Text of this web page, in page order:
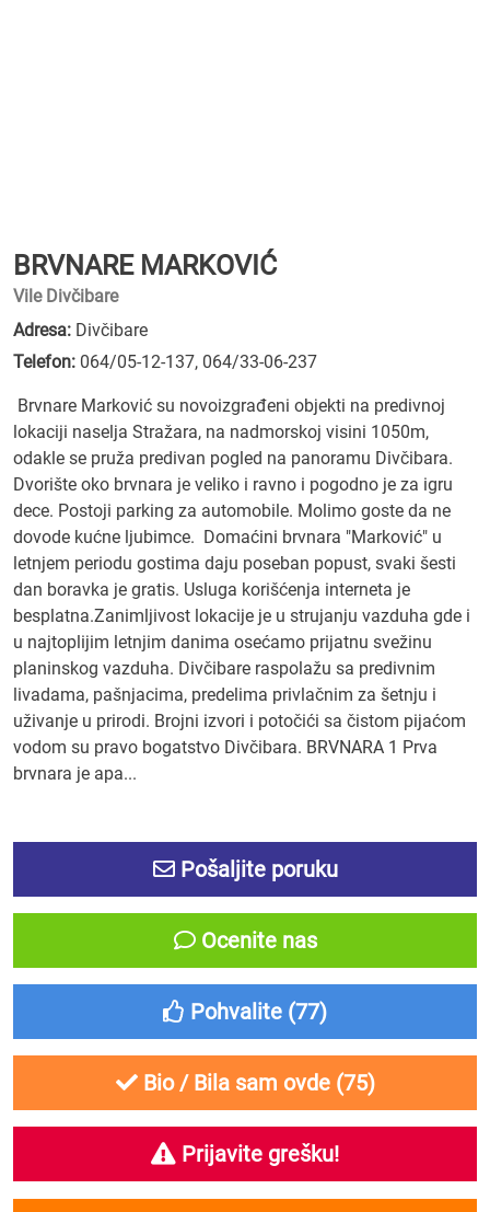
BRVNARE MARKOVIĆ
Vile Divčibare
Adresa: Divčibare
Telefon: 064/05-12-137, 064/33-06-237
Brvnare Marković su novoizgrađeni objekti na predivnoj
lokaciji naselja Stražara, na nadmorskoj visini 1050m,
odakle se pruža predivan pogled na panoramu Divčibara.
Dvorište oko brvnara je veliko i ravno i pogodno je za igru
dece. Postoji parking za automobile. Molimo goste da ne
dovode kućne ljubimce. Domaćini brvnara "Marković" u
letnjem periodu gostima daju poseban popust, svaki šesti
dan boravka je gratis. Usluga korišćenja interneta je
besplatna.Zanimljivost lokacije je u strujanju vazduha gde i
u najtoplijim letnjim danima osećamo prijatnu svežinu
planinskog vazduha. Divčibare raspolažu sa predivnim
livadama, pašnjacima, predelima privlačnim za šetnju i
uživanje u prirodi. Brojni izvori i potočići sa čistom pijaćom
vodom su pravo bogatstvo Divčibara. BRVNARA 1 Prva
brvnara je apa...
Pošaljite poruku
Ocenite nas
Pohvalite (77)
Bio / Bila sam ovde (75)
Prijavite grešku!